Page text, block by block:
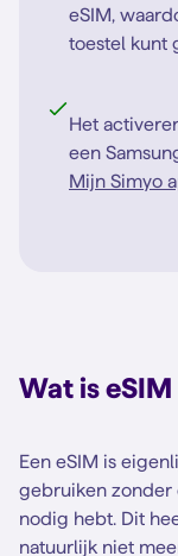
eSIM,
toestel kunt
Het
een
Mijn Simyo
Wat is
Een eSIM is
gebruiken zonder
nodig hebt. Dit
natuurlijk niet